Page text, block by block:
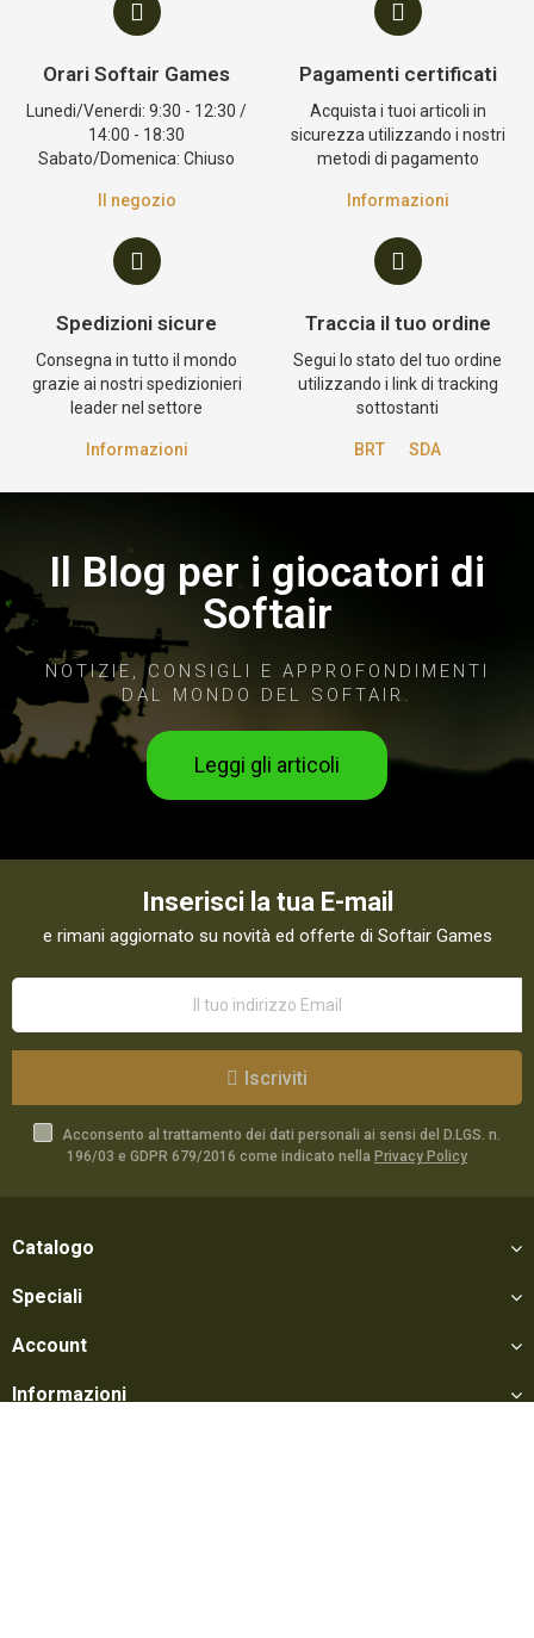
Orari Softair Games
Lunedi/Venerdi: 9:30 - 12:30 /
14:00 - 18:30
Sabato/Domenica: Chiuso
Il negozio
Pagamenti certificati
Acquista i tuoi articoli in
sicurezza utilizzando i nostri
metodi di pagamento
Informazioni
Spedizioni sicure
Consegna in tutto il mondo
grazie ai nostri spedizionieri
leader nel settore
Informazioni
Traccia il tuo ordine
Segui lo stato del tuo ordine
utilizzando i link di tracking
sottostanti
BRT SDA
Il Blog per i giocatori di
Softair
NOTIZIE, CONSIGLI E APPROFONDIMENTI
DAL MONDO DEL SOFTAIR.
Leggi gli articoli
Inserisci la tua E-mail
e rimani aggiornato su novità ed offerte di Softair Games
Iscriviti
Acconsento al trattamento dei dati personali ai sensi del D.LGS. n.
196/03 e GDPR 679/2016 come indicato nella Privacy Policy
Catalogo
Speciali
Account
Informazioni